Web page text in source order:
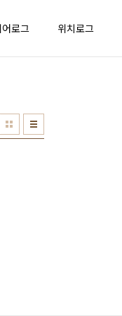
로그 위치로그